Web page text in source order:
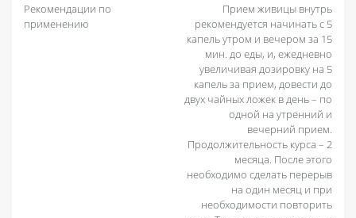
Рекомендации по
применению
Прием живицы внутрь
рекомендуется начинать с 5
капель утром и вечером за 15
мин. до еды, и, ежедневно
увеличивая дозировку на 5
капель за прием, довести до
двух чайных ложек в день – по
одной на утренний и
вечерний прием.
Продолжительность курса – 2
месяца. После этого
необходимо сделать перерыв
на один месяц и при
необходимости повторить